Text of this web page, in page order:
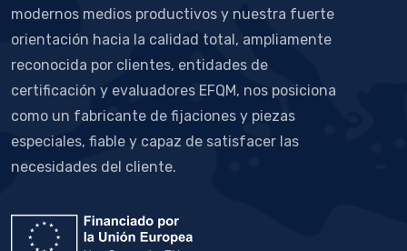
modernos medios productivos y nuestra fuerte
orientación hacia la calidad total, ampliamente
reconocida por clientes, entidades de
certificación y evaluadores EFQM, nos posiciona
como un fabricante de fijaciones y piezas
especiales, fiable y capaz de satisfacer las
necesidades del cliente.